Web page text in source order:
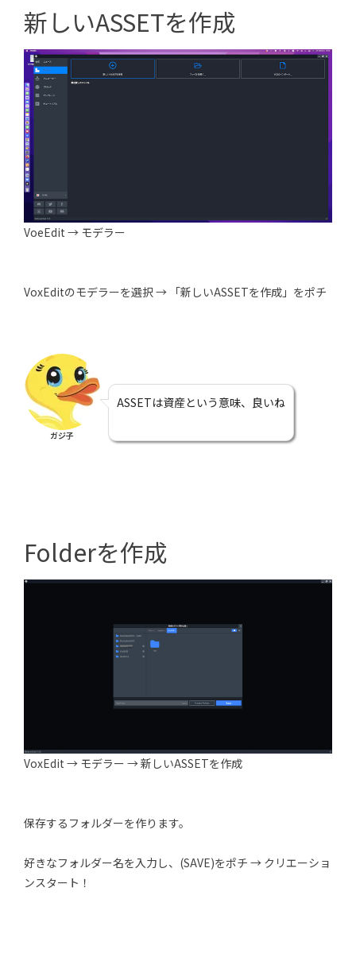
新しいASSETを作成
VoeEdit → モデラー
VoxEditのモデラーを選択 → 「新しいASSETを作成」をポチ
ガジ子
ASSETは資産という意味、良いね
Folderを作成
VoxEdit → モデラー → 新しいASSETを作成
保存するフォルダーを作ります。
好きなフォルダー名を入力し、(SAVE)をポチ → クリエーショ
ンスタート！